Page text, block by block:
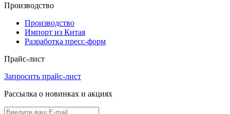
Производство
Производство
Импорт из Китая
Разработка пресс-форм
Прайс-лист
Запросить прайс-лист
Рассылка о новинках и акциях